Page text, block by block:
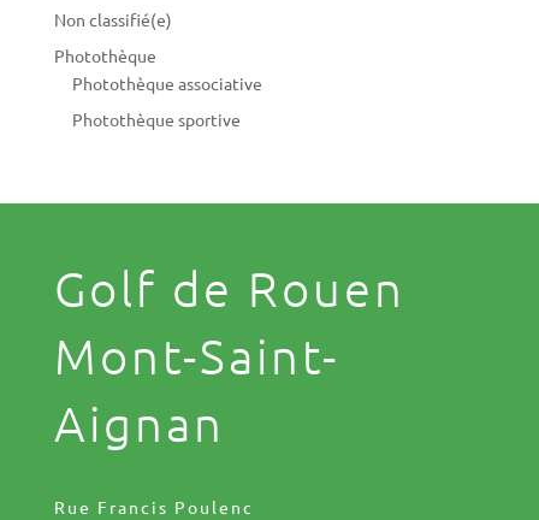
Non classifié(e)
Photothèque
Photothèque associative
Photothèque sportive
Golf de Rouen
Mont-Saint-
Aignan
Rue Francis Poulenc